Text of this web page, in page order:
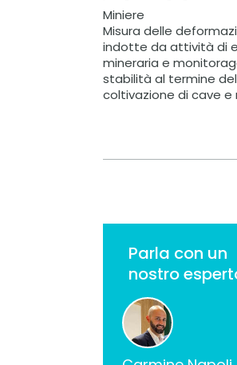
Miniere
Misura delle
indotte da attività di
mineraria e
stabilità al termine
coltivazione di cave e
Parla con un
nostro